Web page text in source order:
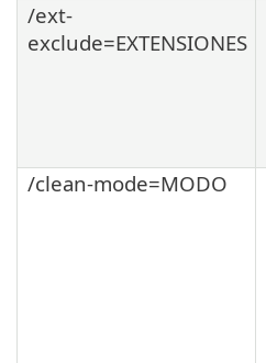
/ext-
exclude=EXTENSIONES
/clean-mode=MODO